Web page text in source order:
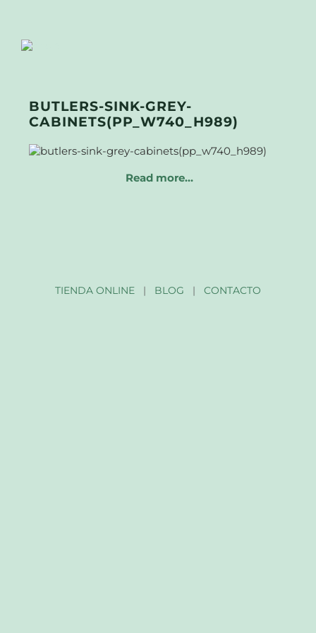
BUTLERS-SINK-GREY-
CABINETS(PP_W740_H989)
Read more…
TIENDA ONLINE| BLOG | CONTACTO